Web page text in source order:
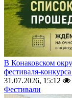
В Конаковском
фестиваля-
31.07.2026, 15:12
Фестивали